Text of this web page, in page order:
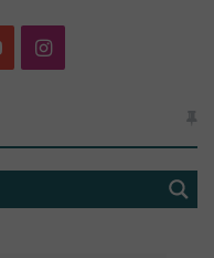
YouTubeInstagram